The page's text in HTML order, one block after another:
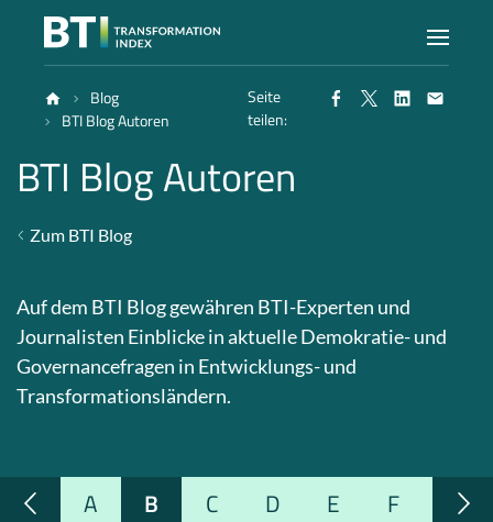
Index
Atlas
Methode
Blog
Downloads Wer wir sind
Blog
BTI Blog Autoren
Seite
teilen:
BTI Blog Autoren
Zum BTI Blog
Auf dem BTI Blog gewähren BTI-Experten und
Journalisten Einblicke in aktuelle Demokratie- und
Governancefragen in Entwicklungs- und
Transformationsländern.
A B C D E F G